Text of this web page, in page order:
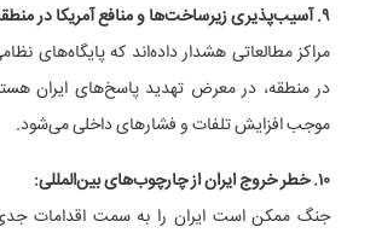
۹. آسیب‌پذیری زیرساخت‌ها و منافع آمریکا در منطقه:
مراکز مطالعاتی هشدار داده‌اند که پایگاه‌های
در منطقه، در معرض تهدید پاسخ‌های ایران
موجب افزایش تلفات و فشارهای داخلی می‌شود.
۱۰. خطر خروج ایران از چارچوب‌های بین‌المللی:
جنگ ممکن است ایران را به سمت اقدامات